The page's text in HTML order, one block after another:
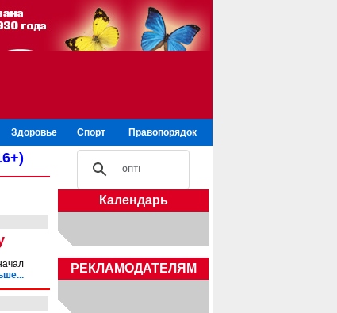
Здоровье Спорт Правопорядок
Календарь
РЕКЛАМОДАТЕЛЯМ